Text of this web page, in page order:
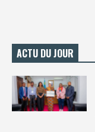
ACTU DU JOUR